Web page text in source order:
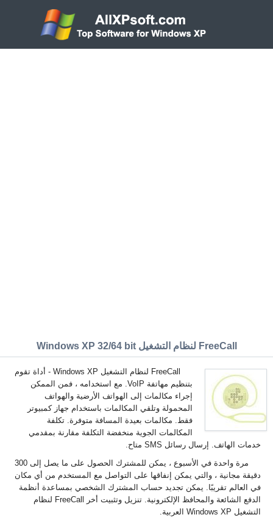
FreeCall لنظام التشغيل Windows XP 32/64 bit
FreeCall لنظام التشغيل Windows XP - أداة تقوم
بتنظيم مهاتفة VoIP. مع استخدامه ، فمن الممكن
إجراء مكالمات إلى الهواتف الأرضية والهواتف
المحمولة وتلقي المكالمات باستخدام جهاز كمبيوتر
فقط. مكالمات بعيدة المسافة متوفرة. تكلفة
المكالمات الجوية منخفضة التكلفة مقارنة بمقدمي
خدمات الهاتف. إرسال رسائل SMS متاح.
مرة واحدة في الأسبوع ، يمكن للمشترك الحصول على ما يصل إلى 300
دقيقة مجانية ، والتي يمكن إنفاقها على التواصل مع المستخدم من أي مكان
في العالم تقريبًا. يمكن تجديد حساب المشترك الشخصي بمساعدة أنظمة
الدفع الشائعة والمحافظ الإلكترونية. تنزيل وتثبيت أخر FreeCall لنظام
التشغيل Windows XP العربية.